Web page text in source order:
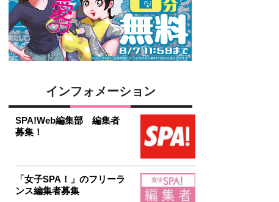
インフォメーション
SPA!Web編集部 編集者
募集！
「女子SPA！」のフリーラ
ンス編集者募集